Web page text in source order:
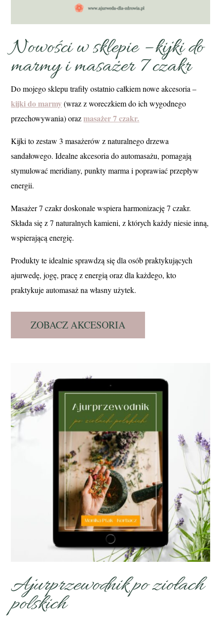
Nowości w sklepie – kijki do
marmy i masażer 7 czakr
Do mojego sklepu trafiły ostatnio całkiem nowe akcesoria –
kijki do marmy(wraz z woreczkiem do ich wygodnego
przechowywania) orazmasażer 7 czakr.
Kijki to zestaw 3 masażerów z naturalnego drzewa
sandałowego. Idealne akcesoria do automasażu, pomagają
stymulować meridiany, punkty marma i poprawiać przepływ
energii.
Masażer 7 czakr doskonale wspiera harmonizację 7 czakr.
Składa się z 7 naturalnych kamieni, z których każdy niesie inną,
wspierającą energię.
Produkty te idealnie sprawdzą się dla osób praktykujących
ajurwedę, jogę, pracę z energią oraz dla każdego, kto
praktykuje automasaż na własny użytek.
ZOBACZ AKCESORIA
Ajurprzewodnik po ziołach
polskich